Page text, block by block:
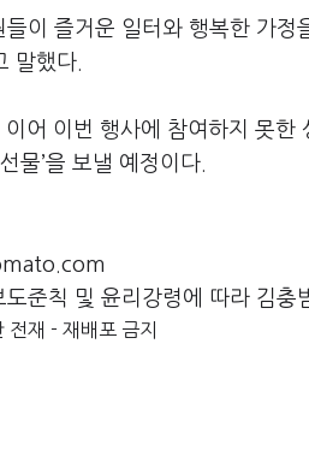
들이 즐거운 일터와 행복한 가
말했다.
어 이번 행사에 참여하지 못
물’을 보낼 예정이다.
준칙 및 윤리강령에 따라 김충
재 - 재배포 금지